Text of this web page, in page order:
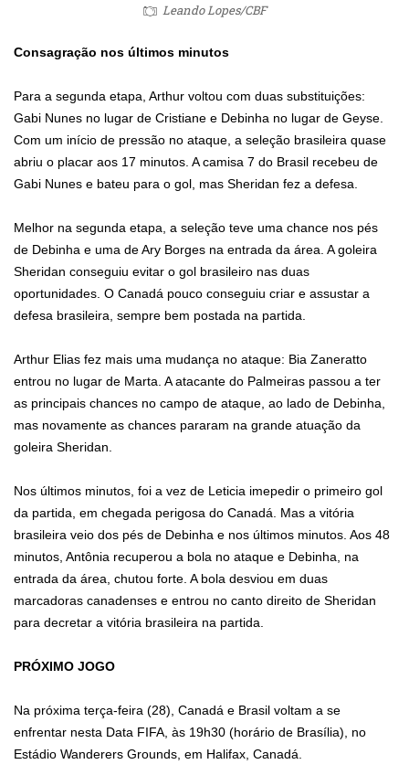
Leando Lopes/CBF
Consagração nos últimos minutos
Para a segunda etapa, Arthur voltou com duas substituições:
Gabi Nunes no lugar de Cristiane e Debinha no lugar de Geyse.
Com um início de pressão no ataque, a seleção brasileira quase
abriu o placar aos 17 minutos. A camisa 7 do Brasil recebeu de
Gabi Nunes e bateu para o gol, mas Sheridan fez a defesa.
Melhor na segunda etapa, a seleção teve uma chance nos pés
de Debinha e uma de Ary Borges na entrada da área. A goleira
Sheridan conseguiu evitar o gol brasileiro nas duas
oportunidades. O Canadá pouco conseguiu criar e assustar a
defesa brasileira, sempre bem postada na partida.
Arthur Elias fez mais uma mudança no ataque: Bia Zaneratto
entrou no lugar de Marta. A atacante do Palmeiras passou a ter
as principais chances no campo de ataque, ao lado de Debinha,
mas novamente as chances pararam na grande atuação da
goleira Sheridan.
Nos últimos minutos, foi a vez de Leticia imepedir o primeiro gol
da partida, em chegada perigosa do Canadá. Mas a vitória
brasileira veio dos pés de Debinha e nos últimos minutos. Aos 48
minutos, Antônia recuperou a bola no ataque e Debinha, na
entrada da área, chutou forte. A bola desviou em duas
marcadoras canadenses e entrou no canto direito de Sheridan
para decretar a vitória brasileira na partida.
PRÓXIMO JOGO
Na próxima terça-feira (28), Canadá e Brasil voltam a se
enfrentar nesta Data FIFA, às 19h30 (horário de Brasília), no
Estádio Wanderers Grounds, em Halifax, Canadá.